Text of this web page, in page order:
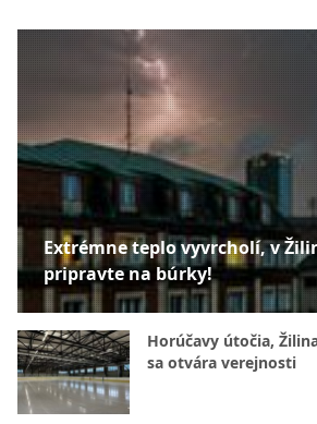
Extrémne teplo vyvrcholí, v
pripravte na búrky!
Horúčavy útočia,
sa otvára verejnosti